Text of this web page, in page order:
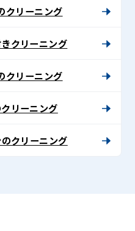
クリーニング
クリーニング
クリーニング
リーニング
クリーニング